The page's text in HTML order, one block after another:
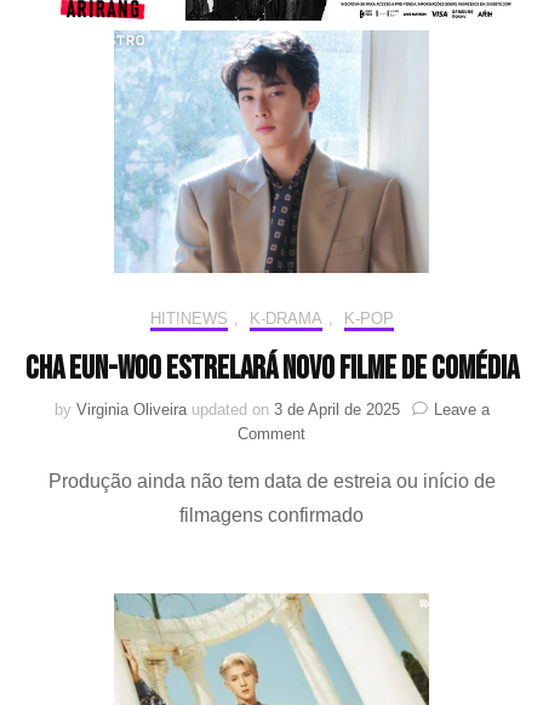
HIT!NEWS K-DRAMA K-POP
Cha Eun-Woo estrelará novo filme de comédia
by Virginia Oliveira updated on 3 de April de 2025
Leave a
Commenton
Eun-
Woo
de
comédia
Produção ainda não tem data de estreia ou início de
filmagens confirmado